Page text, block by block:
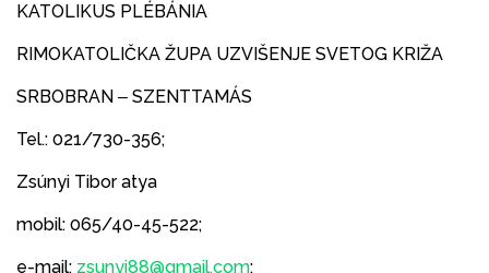
KATOLIKUS PLÉBÁNIA
RIMOKATOLIČKA ŽUPA UZVIŠENJE SVETOG KRIŽA
SRBOBRAN ‒ SZENTTAMÁS
Tel.: 021/730-356;
Zsúnyi Tibor atya
mobil: 065/40-45-522;
e-mail: zsunyi88@gmail.com;